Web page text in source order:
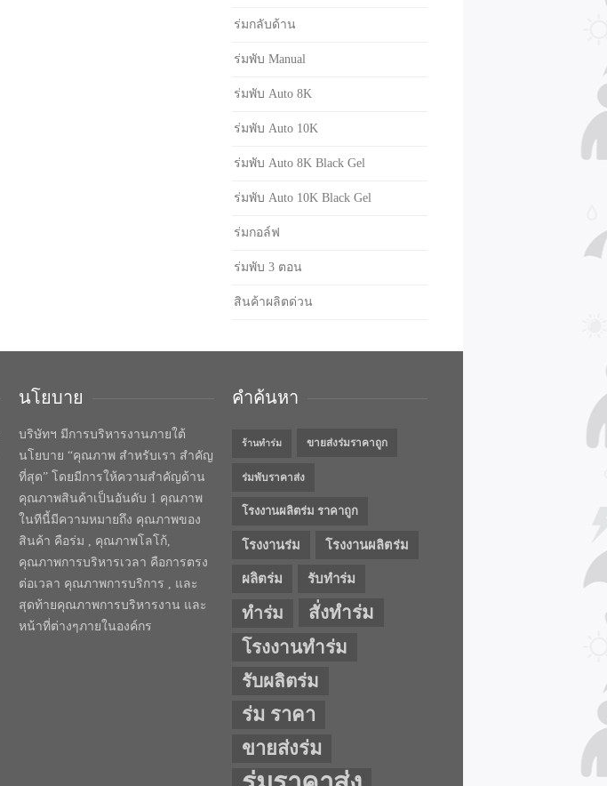
ร่มกลับด้าน
ร่มพับ Manual
ร่มพับ Auto 8K
ร่มพับ Auto 10K
ร่มพับ Auto 8K Black Gel
ร่มพับ Auto 10K Black Gel
ร่มกอล์ฟ
ร่มพับ 3 ตอน
สินค้าผลิตด่วน
นโยบาย
บริษัทฯ มีการบริหารงานภายใต้
นโยบาย “คุณภาพ สำหรับเรา สำคัญ
ที่สุด” โดยมีการให้ความสำคัญด้าน
คุณภาพสินค้าเป็นอันดับ 1 คุณภาพ
ในทีนี้มีความหมายถึง คุณภาพของ
สินค้า คือร่ม , คุณภาพโลโก้,
คุณภาพการบริหารเวลา คือการตรง
ต่อเวลา คุณภาพการบริการ , และ
สุดท้ายคุณภาพการบริหารงาน และ
หน้าที่ต่างๆภายในองค์กร
คำค้นหา
ร้านทำร่ม ขายส่งร่มราคาถูก
ร่มพับราคาส่ง
โรงงานผลิตร่ม ราคาถูก
โรงงานร่ม โรงงานผลิตร่ม
ผลิตร่ม รับทำร่ม
ทำร่ม
สั่งทำร่ม
โรงงานทำร่ม
รับผลิตร่ม
ร่ม ราคา
ขายส่งร่ม